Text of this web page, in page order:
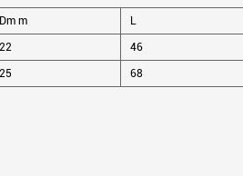
Dm m L
22 46
25 68